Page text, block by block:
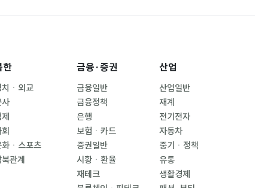
한
치ㆍ외교
사
화ㆍ스포츠
관계
금융·증권
금융일반
금융정책
은행
보험ㆍ카드
증권일반
시황ㆍ환율
재테크
산업
산업일반
재계
전기전자
자동차
중기ㆍ정책
유통
생활경제